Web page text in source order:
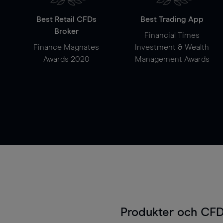
Best Retail CFDs
Broker
Finance Magnates
Awards 2020
Best Trading App
Financial Times
Investment & Wealth
Management Awards
Produkter och